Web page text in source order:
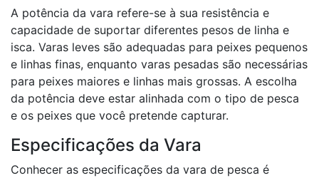
A potência da vara refere-se à sua resistência e
capacidade de suportar diferentes pesos de linha e
isca. Varas leves são adequadas para peixes pequenos
e linhas finas, enquanto varas pesadas são necessárias
para peixes maiores e linhas mais grossas. A escolha
da potência deve estar alinhada com o tipo de pesca
e os peixes que você pretende capturar.
Especificações da Vara
Conhecer as especificações da vara de pesca é